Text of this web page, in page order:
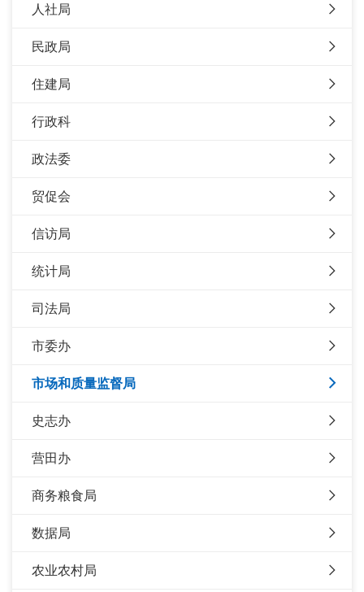
人社局
民政局
住建局
行政科
政法委
贸促会
信访局
统计局
司法局
市委办
市场和质量监督局
史志办
营田办
商务粮食局
数据局
农业农村局